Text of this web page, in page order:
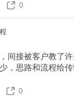
0
间接被客户教了
，思路和流程给
0